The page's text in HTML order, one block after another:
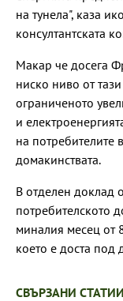
на тунела", каза
консултантската
Макар че досега
ниско ниво от
ограниченото
и
на потребителите
домакинствата.
В отделен доклад
потребителското
миналия месец от
което е доста под
СВЪРЗАНИ СТАТИИ